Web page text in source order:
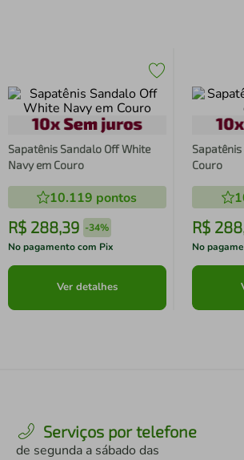
Sapatênis Sandalo Off White
Navy em Couro
10.119 pontos
R$ 288,39 -34%
No pagamento com Pix
Ver detalhes
Couro
R$ 288
No
Serviços por telefone
de segunda a sábado das